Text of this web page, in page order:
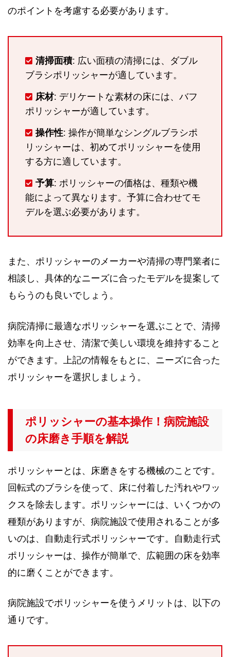
のポイントを考慮する必要があります。
清掃面積: 広い面積の清掃には、ダブル
ブラシポリッシャーが適しています。
床材: デリケートな素材の床には、バフ
ポリッシャーが適しています。
操作性: 操作が簡単なシングルブラシポ
リッシャーは、初めてポリッシャーを使用
する方に適しています。
予算: ポリッシャーの価格は、種類や機
能によって異なります。予算に合わせてモ
デルを選ぶ必要があります。
また、ポリッシャーのメーカーや清掃の専門業者に
相談し、具体的なニーズに合ったモデルを提案して
もらうのも良いでしょう。
病院清掃に最適なポリッシャーを選ぶことで、清掃
効率を向上させ、清潔で美しい環境を維持すること
ができます。上記の情報をもとに、ニーズに合った
ポリッシャーを選択しましょう。
ポリッシャーの基本操作！病院施設
の床磨き手順を解説
ポリッシャーとは、床磨きをする機械のことです。
回転式のブラシを使って、床に付着した汚れやワッ
クスを除去します。ポリッシャーには、いくつかの
種類がありますが、病院施設で使用されることが多
いのは、自動走行式ポリッシャーです。自動走行式
ポリッシャーは、操作が簡単で、広範囲の床を効率
的に磨くことができます。
病院施設でポリッシャーを使うメリットは、以下の
通りです。